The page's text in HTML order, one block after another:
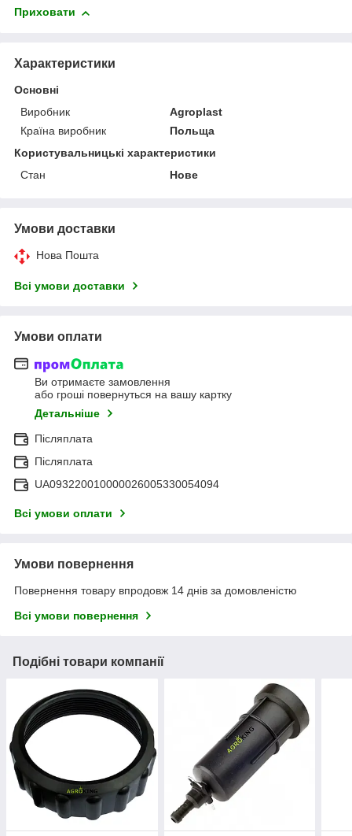
Приховати
Характеристики
Основні
Виробник
Agroplast
Країна виробник
Польща
Користувальницькі характеристики
Стан
Нове
Умови доставки
Нова Пошта
Всі умови доставки
Умови оплати
Ви отримаєте замовлення
або гроші повернуться на вашу картку
Детальніше
Післяплата
Післяплата
UA093220010000026005330054094
Всі умови оплати
Умови повернення
Повернення товару впродовж 14 днів за домовленістю
Всі умови повернення
Подібні товари компанії